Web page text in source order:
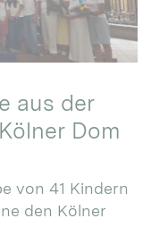
aus der
Dom
von 41 Kindern
den Kölner